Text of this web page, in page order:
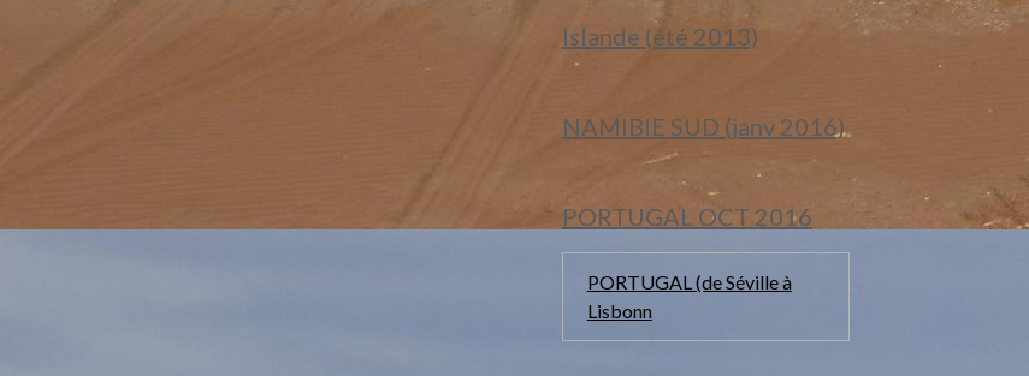
Islande (été 2013)
NAMIBIE SUD (janv 2016)
PORTUGAL OCT 2016
PORTUGAL (de Séville à
Lisbonn